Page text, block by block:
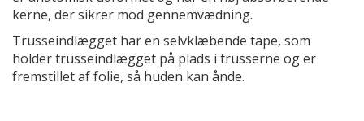
kerne, der sikrer mod gennemvædning.
Trusseindlægget har en selvklæbende tape, som
holder trusseindlægget på plads i trusserne og er
fremstillet af folie, så huden kan ånde.